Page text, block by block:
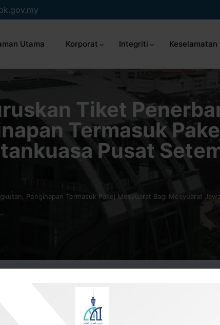
Utama Korporat Integriti Keselamatan
Tiket
Termasuk
Pusat
Penginapan Termasuk Pakej Mesyuarat Bagi Mesyuarat
Penginapan Termasuk Pakej Mesyuarat Bagi Mesyuarat